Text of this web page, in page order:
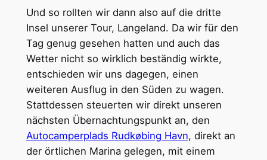
Und so rollten wir dann also auf die dritte
Insel unserer Tour, Langeland. Da wir für den
Tag genug gesehen hatten und auch das
Wetter nicht so wirklich beständig wirkte,
entschieden wir uns dagegen, einen
weiteren Ausflug in den Süden zu wagen.
Stattdessen steuerten wir direkt unseren
nächsten Übernachtungspunkt an, den
Autocamperplads Rudkøbing Havn, direkt an
der örtlichen Marina gelegen, mit einem